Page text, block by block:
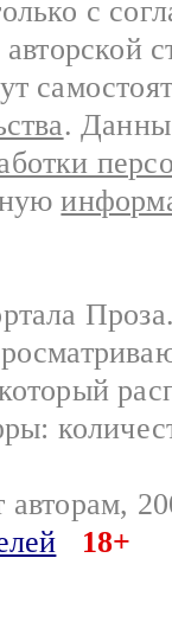
с
.
авторам,
18+